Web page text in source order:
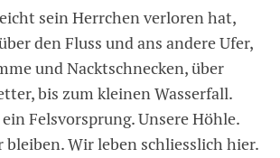
sein Herrchen verloren hat,
den Fluss und ans andere Ufer,
und Nacktschnecken, über
bis zum kleinen Wasserfall.
Felsvorsprung. Unsere Höhle.
Wir leben schliesslich hier.